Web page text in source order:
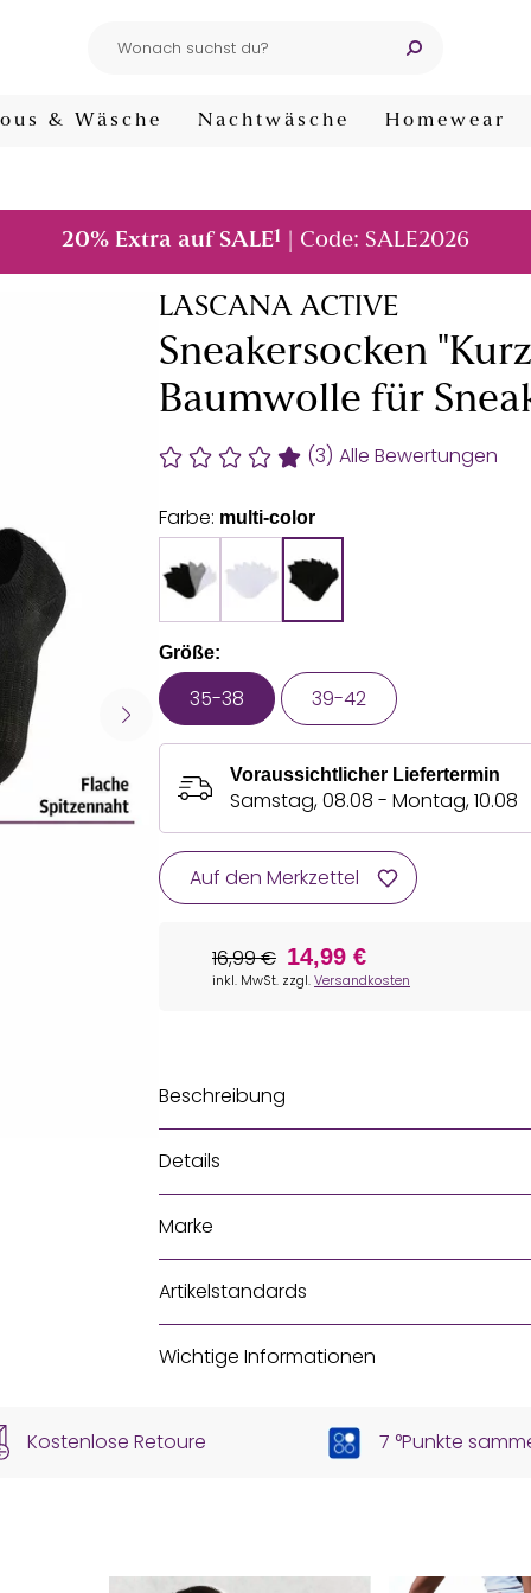
& Wäsche Nachtwäsche Homewear
20% Extra auf SALE1 | Code: SALE2026
LASCANA ACTIVE
Sneakersocken
Baumwolle für
(3) Alle Bewertungen
Farbe: multi-color
Größe:
35-38 39-42
Voraussichtlicher Liefertermin
Samstag, 08.08 - Montag, 10.08
Auf den Merkzettel
16,99 € 14,99 €
inkl. MwSt. zzgl.Versandkosten
Beschreibung
Details
Marke
Artikelstandards
Wichtige Informationen
Kostenlose Retoure 7 °Punkte